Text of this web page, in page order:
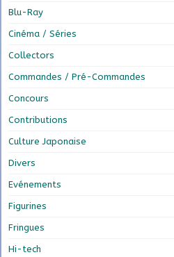
Blu-Ray
Cinéma / Séries
Collectors
Commandes / Pré-Commandes
Concours
Contributions
Culture Japonaise
Divers
Evénements
Figurines
Fringues
Hi-tech